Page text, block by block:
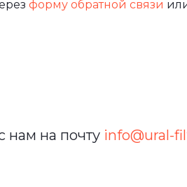
форму обратной связи
нам на почту info@ural-